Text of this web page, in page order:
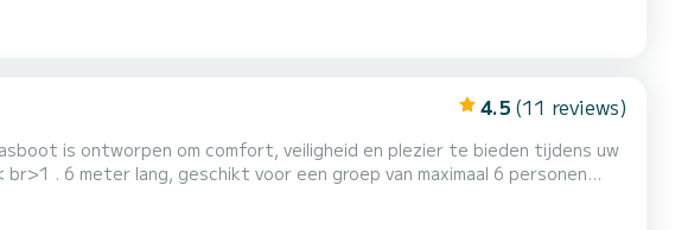
4.5 (11 reviews)